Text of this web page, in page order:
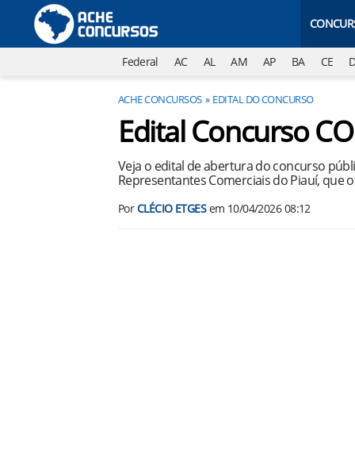
Federal AC AL AM AP BA CE
ACHE CONCURSOS EDITAL DO CONCURSO
Edital Concurso
Veja o edital de abertura do concurso
Representantes Comerciais do Piauí, que
PorCLÉCIO ETGESem 10/04/2026 08:12